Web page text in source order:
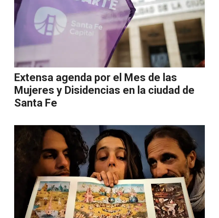
Extensa agenda por el Mes de las
Mujeres y Disidencias en la ciudad de
Santa Fe